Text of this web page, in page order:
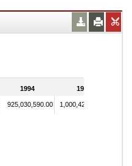
1994 1995
925,030,590.00 1,000,428,393.00